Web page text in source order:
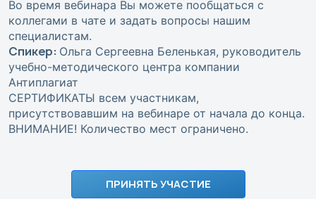
Во время вебинара Вы можете пообщаться с
коллегами в чате и задать вопросы нашим
специалистам.
Спикер: Ольга Сергеевна Беленькая, руководитель
учебно-методического центра компании
Антиплагиат
СЕРТИФИКАТЫ всем участникам,
присутствовавшим на вебинаре от начала до конца.
ВНИМАНИЕ! Количество мест ограничено.
ПРИНЯТЬ УЧАСТИЕ